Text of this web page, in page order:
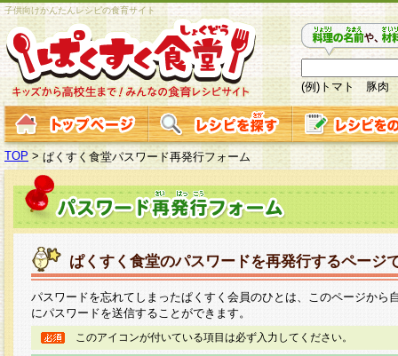
子供向けかんたんレシピの食育サイト
(例)トマト 豚肉
TOP > ぱくすく食堂パスワード再発行フォーム
ぱくすく食堂のパスワードを再発行するページ
パスワードを忘れてしまったぱくすく会員のひとは、このページから
にパスワードを送信することができます。
このアイコンが付いている項目は必ず入力してください。